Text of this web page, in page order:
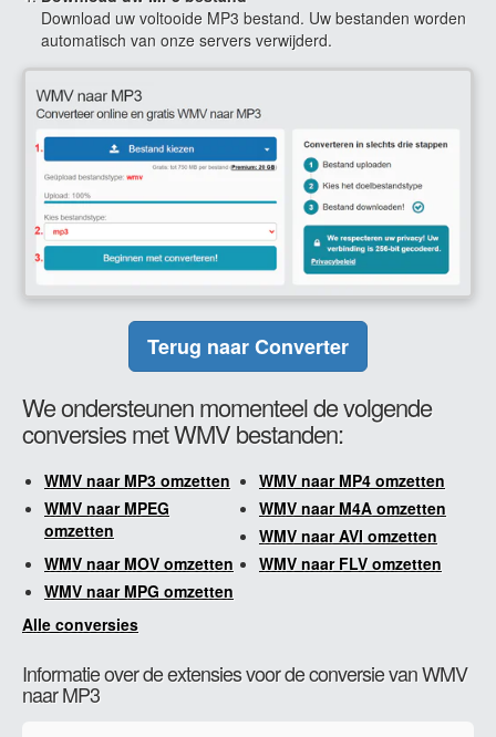
Download uw voltooide MP3 bestand. Uw bestanden worden
automatisch van onze servers verwijderd.
Terug naar Converter
We ondersteunen momenteel de volgende
conversies met WMV bestanden:
WMV naar MP3 omzetten
WMV naar MP4 omzetten
WMV naar MPEG
omzetten
WMV naar M4A omzetten
WMV naar AVI omzetten
WMV naar MOV omzetten
WMV naar FLV omzetten
WMV naar MPG omzetten
Alle conversies
Informatie over de extensies voor de conversie van WMV
naar MP3